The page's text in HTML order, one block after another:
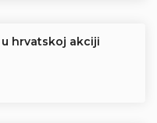
hrvatskoj akciji